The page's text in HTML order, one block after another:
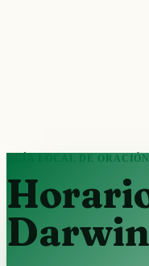
GUÍA LOCAL DE ORACIÓN
Darwin